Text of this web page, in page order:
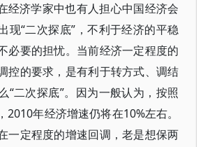
经济学家中也有人担心中国经济会
现“二次探底”，不利于经济的平稳
必要的担忧。当前经济一定程度的
控的要求，是有利于转方式、调结
“二次探底”。因为一般认为，按照
2010年经济增速仍将在10%左右。
一定程度的增速回调，老是想保两